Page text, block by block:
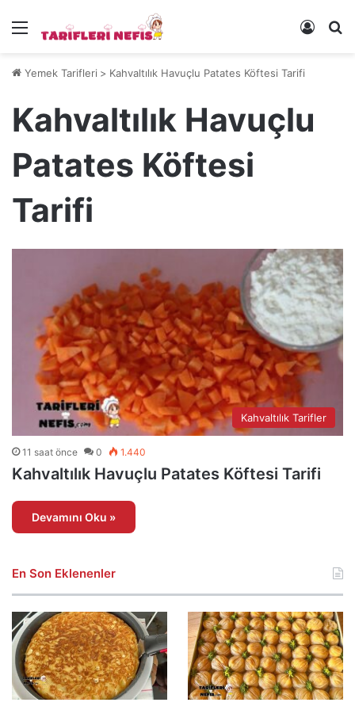
Menü Kayıt
Yemek Tarifleri > Kahvaltılık Havuçlu Patates Köftesi Tarifi
Kahvaltılık Havuçlu
Patates Köftesi
Tarifi
Kahvaltılık Tarifler
11 saat önce 0 1.440
Kahvaltılık Havuçlu Patates Köftesi Tarifi
Devamını Oku »
En Son Eklenenler